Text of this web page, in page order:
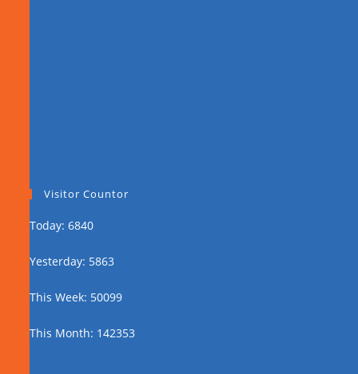
Visitor Countor
Today: 6840
Yesterday: 5863
This Week: 50099
This Month: 142353